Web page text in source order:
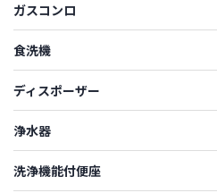
ガスコンロ
食洗機
ディスポーザー
浄水器
洗浄機能付便座